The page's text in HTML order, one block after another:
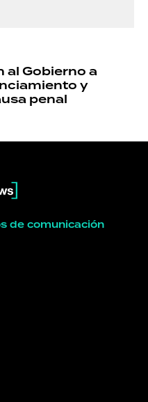
al Gobierno a
y
penal
de comunicación